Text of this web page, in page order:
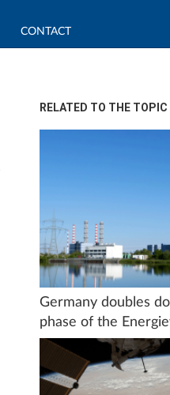
CONTACT
RELATED TO THE TOPIC
Germany doubles
phase of the